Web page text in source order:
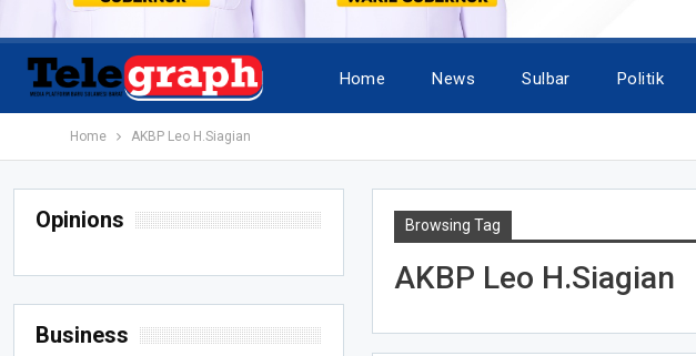
Home News Sulbar Politik
Home AKBP Leo H.Siagian
Browsing Tag
AKBP Leo H.Siagian
Opinions
Business